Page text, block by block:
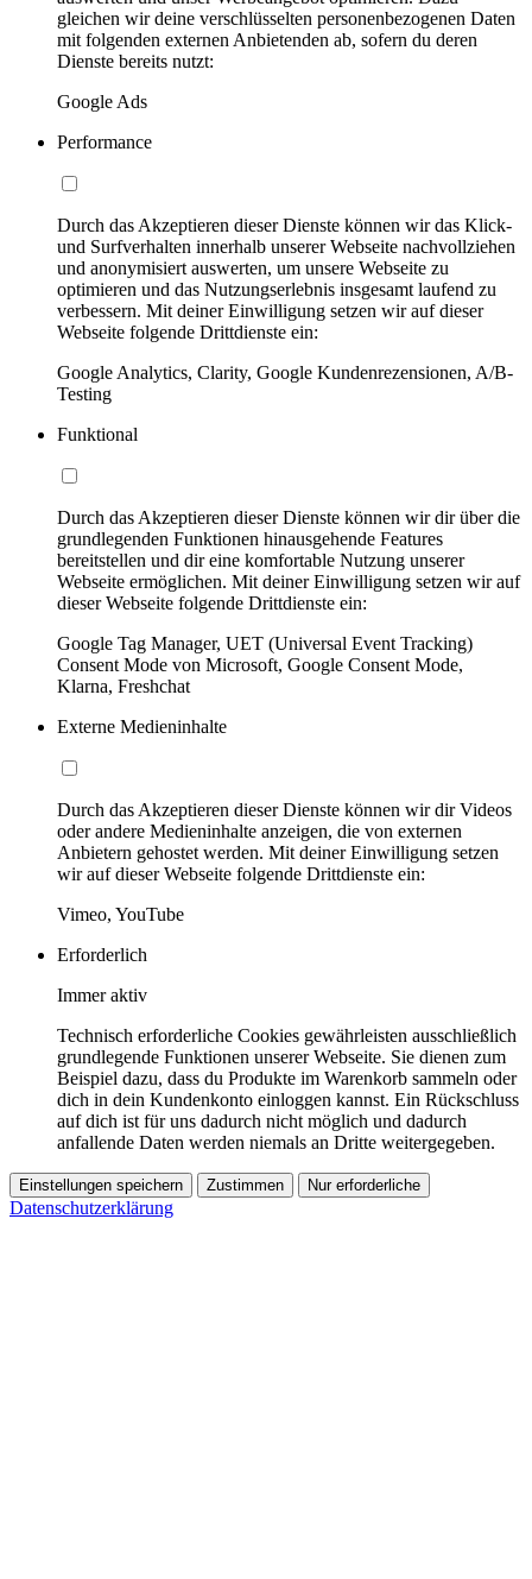
gleichen wir deine verschlüsselten personenbezogenen Daten
mit folgenden externen Anbietenden ab, sofern du deren
Dienste bereits nutzt:
Google Ads
Performance
Durch das Akzeptieren dieser Dienste können wir das Klick-
und Surfverhalten innerhalb unserer Webseite nachvollziehen
und anonymisiert auswerten, um unsere Webseite zu
optimieren und das Nutzungserlebnis insgesamt laufend zu
verbessern. Mit deiner Einwilligung setzen wir auf dieser
Webseite folgende Drittdienste ein:
Google Analytics, Clarity, Google Kundenrezensionen, A/B-
Testing
Funktional
Durch das Akzeptieren dieser Dienste können wir dir über die
grundlegenden Funktionen hinausgehende Features
bereitstellen und dir eine komfortable Nutzung unserer
Webseite ermöglichen. Mit deiner Einwilligung setzen wir auf
dieser Webseite folgende Drittdienste ein:
Google Tag Manager, UET (Universal Event Tracking)
Consent Mode von Microsoft, Google Consent Mode,
Klarna, Freshchat
Externe Medieninhalte
Durch das Akzeptieren dieser Dienste können wir dir Videos
oder andere Medieninhalte anzeigen, die von externen
Anbietern gehostet werden. Mit deiner Einwilligung setzen
wir auf dieser Webseite folgende Drittdienste ein:
Vimeo, YouTube
Erforderlich
Immer aktiv
Technisch erforderliche Cookies gewährleisten ausschließlich
grundlegende Funktionen unserer Webseite. Sie dienen zum
Beispiel dazu, dass du Produkte im Warenkorb sammeln oder
dich in dein Kundenkonto einloggen kannst. Ein Rückschluss
auf dich ist für uns dadurch nicht möglich und dadurch
anfallende Daten werden niemals an Dritte weitergegeben.
Einstellungen speichern Zustimmen Nur erforderliche
Datenschutzerklärung